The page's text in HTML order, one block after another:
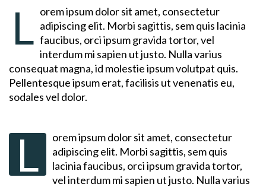
L orem ipsum dolor sit amet, consectetur
adipiscing elit. Morbi sagittis, sem quis lacinia
faucibus, orci ipsum gravida tortor, vel
interdum mi sapien ut justo. Nulla varius
consequat magna, id molestie ipsum volutpat quis.
Pellentesque ipsum erat, facilisis ut venenatis eu,
sodales vel dolor.
L
orem ipsum dolor sit amet, consectetur
adipiscing elit. Morbi sagittis, sem quis
lacinia faucibus, orci ipsum gravida tortor,
vel interdum mi sapien ut justo. Nulla varius